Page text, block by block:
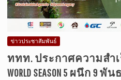
ข่าวประชาสัมพันธ์
ททท. ประกาศความสำเร็จ
WORLD SEASON 5 ผนึก 9